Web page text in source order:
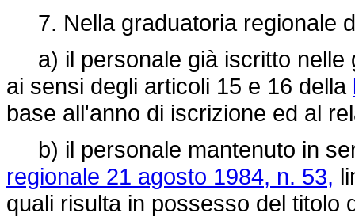
7. Nella graduatoria regionale
a) il personale già iscritto nelle
ai sensi degli articoli 15 e 16 della
base all'anno di iscrizione ed al
b) il personale mantenuto in
regionale 21 agosto 1984, n. 53,
quali risulta in possesso del titolo